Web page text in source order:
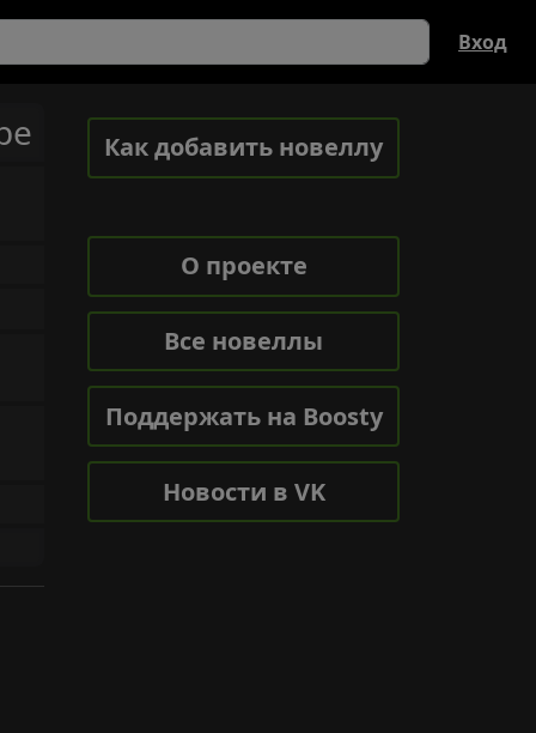
Вход
Как добавить новеллу
О проекте
Все новеллы
Поддержать на Boosty
Новости в VK